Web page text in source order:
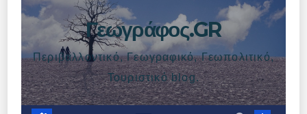
Γεωγράφος.GR
Περιβαλλοντικό, Γεωγραφικό, Γεωπολιτικό,
Τουριστικό blog.